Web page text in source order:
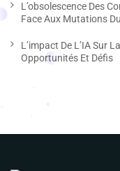
L’obsolescence Des
Face Aux Mutations
L’impact De L’IA Sur
Opportunités Et Défis